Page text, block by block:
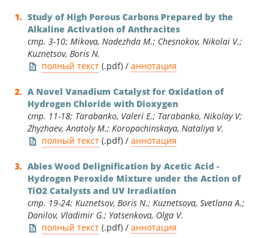
Study of High Porous Carbons Prepared by the
Alkaline Activation of Anthracites
стр. 3-10; Mikova, Nadezhda M.; Chesnokov, Nikolai V.;
Kuznetsov, Boris N.
полный текст (.pdf) / аннотация
A Novel Vanadium Catalyst for Oxidation of
Hydrogen Chloride with Dioxygen
стр. 11-18; Tarabanko, Valeri E.; Tarabanko, Nikolay V;
Zhyzhaev, Anatoly M.; Koropachinskaya, Nataliya V.
полный текст (.pdf) / аннотация
Abies Wood Delignification by Acetic Acid -
Hydrogen Peroxide Mixture under the Action of
TiO2 Catalysts and UV Irradiation
стр. 19-24; Kuznetsov, Boris N.; Kuznetsova, Svetlana A.;
Danilov, Vladimir G.; Yatsenkova, Olga V.
полный текст (.pdf) / аннотация